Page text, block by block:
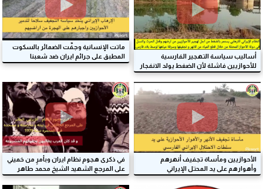
أساليب سياسة التهجير الفارسية
للأحوازيين فاشلة لأن الضغط يولد الانفجار
ماتت الإنسانية وجفّت الضمائر بالسكوت
المطبق على جرائم ايران ضد شعبنا
الأحوازي
الأحوازيين ومأساة تجفيف أنهرهم
وأهوارهم على يد المحتل الإيراني
في ذكرى هجوم نظام ايران وبأمرٍ من خميني
على المرجع الشهيد الشيخ محمد طاهر
الخاقاني